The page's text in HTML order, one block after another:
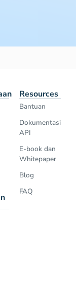
Resources
Bantuan
Dokumentasi
API
E-book dan
Whitepaper
Blog
FAQ